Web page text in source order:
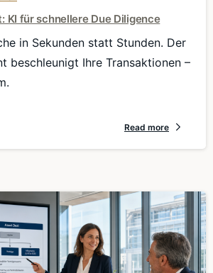
KI für schnellere Due Diligence
in Sekunden statt Stunden. Der
beschleunigt Ihre Transaktionen –
Read more